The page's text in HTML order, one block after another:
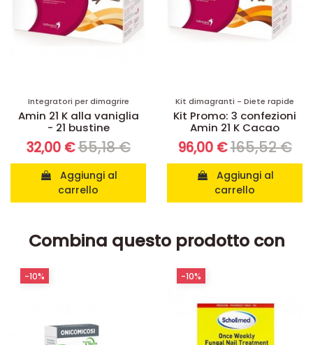
Integratori per dimagrire
Amin 21 K alla vaniglia
- 21 bustine
32,00 €55,18 €
carrello
Kit dimagranti - Diete rapide
Kit Promo: 3 confezioni
Amin 21 K Cacao
96,00 €165,52 €
carrello
Combina questo prodotto con
-10% -10%